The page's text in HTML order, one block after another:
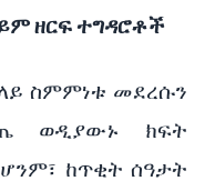
ዘርፍ ተግዳሮቶች
ስምምነቱ መደረሱን
ወዲያውኑ ክፍት
ከጥቂት ሰዓታት